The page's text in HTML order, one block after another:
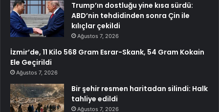
Trump’ın dostluğu yine kısa sürdü:
ABD’nin tehdidinden sonra Çin ile
kılıçlar çekildi
Ağustos 7, 2026
İzmir’de, 11 Kilo 568 Gram Esrar-Skank, 54 Gram Kokain
Ele Geçirildi
Ağustos 7, 2026
Bir şehir resmen haritadan silindi: Halk
tahliye edildi
Ağustos 7, 2026